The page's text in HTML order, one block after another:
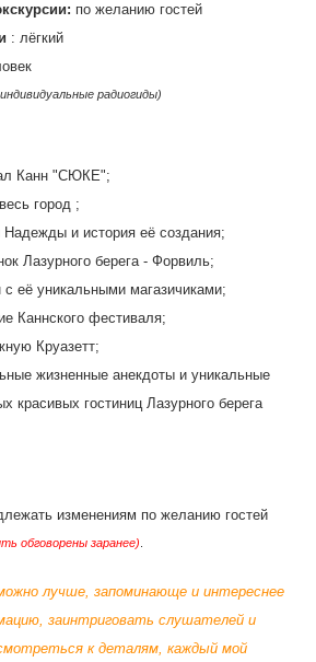
по желанию гостей
: лёгкий
радиогиды)
Канн "СЮКЕ";
город ;
и история её создания;
Лазурного берега - Форвиль;
её уникальными магазичиками;
Каннского фестиваля;
Круазетт;
жизненные анекдоты и уникальные
красивых гостиниц Лазурного берега
изменениям по желанию гостей
обговорены заранее)
лучше, запоминающе и интереснее
заинтриговать слушателей и
к деталям, каждый мой